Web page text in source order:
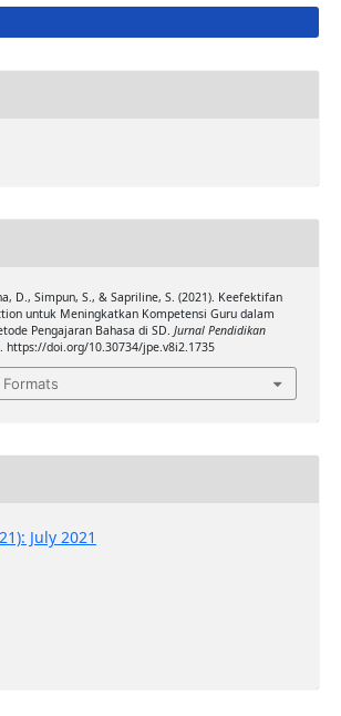
D., Simpun, S., & Sapriline, S. (2021). Keefektifan
untuk Meningkatkan Kompetensi Guru dalam
Pengajaran Bahasa di SD. Jurnal Pendidikan
https://doi.org/10.30734/jpe.v8i2.1735
July 2021